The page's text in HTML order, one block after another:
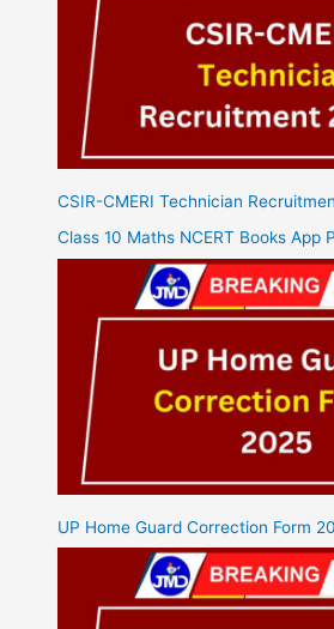
CSIR-CMERI Technician
Class 10 Maths NCERT Books App
UP Home Guard Correction Form